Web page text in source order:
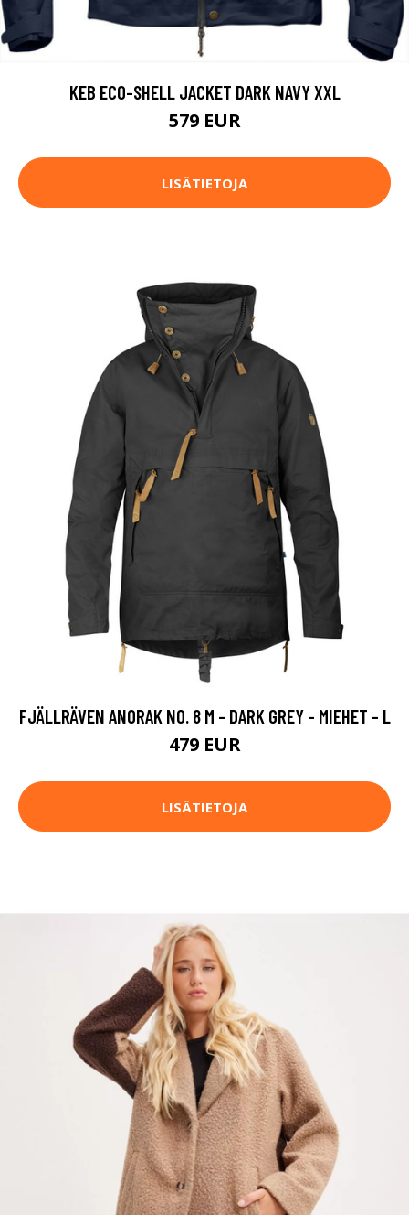
KEB ECO-SHELL JACKET DARK NAVY XXL
579 EUR
LISÄTIETOJA
FJÄLLRÄVEN ANORAK NO. 8 M - DARK GREY - MIEHET - L
479 EUR
LISÄTIETOJA